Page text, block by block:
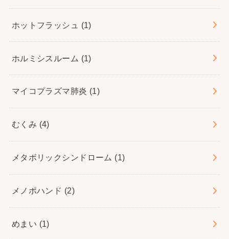
ホットフラッシュ (1)
ホルミシスルーム (1)
マイコプラズマ肺炎 (1)
むくみ (4)
メタボリックシンドローム (1)
メノポハンド (2)
めまい (1)